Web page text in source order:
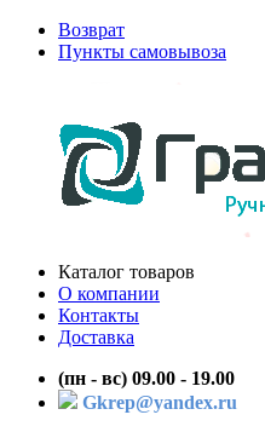
Возврат
Пункты самовывоза
Каталог товаров
О компании
Контакты
Доставка
(пн - вс) 09.00 - 19.00
Gkrep@yandex.ru